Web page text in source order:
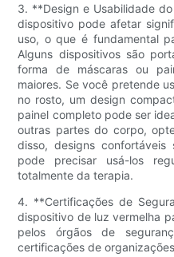
3. **Design e Usabilidade
dispositivo pode afetar
uso, o que é fundamental
Alguns dispositivos são
forma de máscaras ou
maiores. Se você pretende
no rosto, um design
painel completo pode ser
outras partes do corpo,
disso, designs confortáveis
pode precisar usá-los
totalmente da terapia.
4. **Certificações de
dispositivo de luz vermelha
pelos órgãos de
certificações de